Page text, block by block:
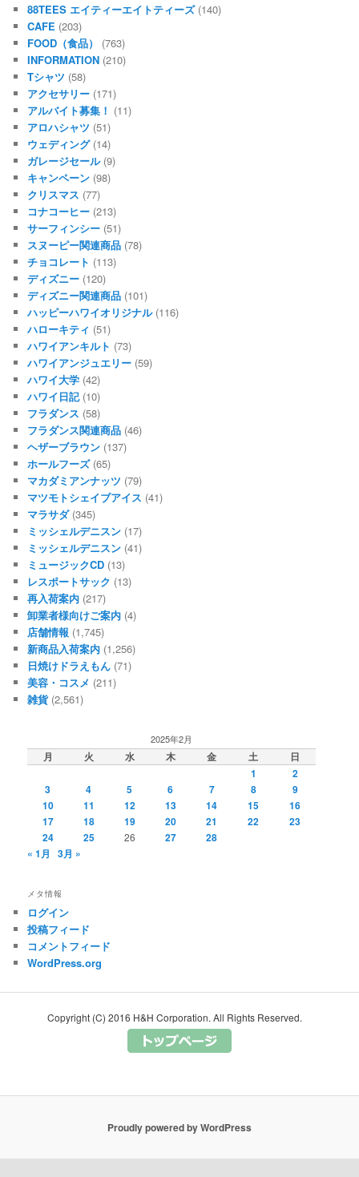
88TEES エイティーエイトティーズ(140)
CAFE (203)
FOOD（食品）
(763)
INFORMATION (210)
Tシャツ (58)
アクセサリー (171)
アルバイト募集！ (11)
アロハシャツ (51)
ウェディング(14)
ガレージセール(9)
キャンペーン (98)
クリスマス (77)
コナコーヒー (213)
サーフィンシー (51)
スヌーピー関連商品 (78)
チョコレート (113)
ディズニー (120)
ディズニー関連商品 (101)
ハッピーハワイオリジナル(116)
ハローキティ (51)
ハワイアンキルト (73)
ハワイアンジュエリー (59)
ハワイ大学 (42)
ハワイ日記(10)
フラダンス (58)
フラダンス関連商品 (46)
ヘザーブラウン (137)
ホールフーズ(65)
マカダミアンナッツ (79)
マツモトシェイブアイス (41)
マラサダ(345)
ミッシェルデニスン (17)
ミッシェルデニスン (41)
ミュージックCD (13)
レスポートサック (13)
再入荷案内 (217)
卸業者様向けご案内 (4)
店舗情報 (1,745)
新商品入荷案内 (1,256)
日焼けドラえもん (71)
美容・コスメ (211)
雑貨(2,561)
2025年2月
月 火 水 木 金 土
日
1
2
3
4 5 6 7 8
9
10
11 12 13 14 15
16
17
18 19 20 21 22
23
24
25 26 27
28
« 1月
3月 »
メタ情報
ログイン
投稿フィード
コメントフィード
WordPress.org
Copyright (C) 2016 H&H Corporation. All Rights Reserved.
Proudly powered by WordPress